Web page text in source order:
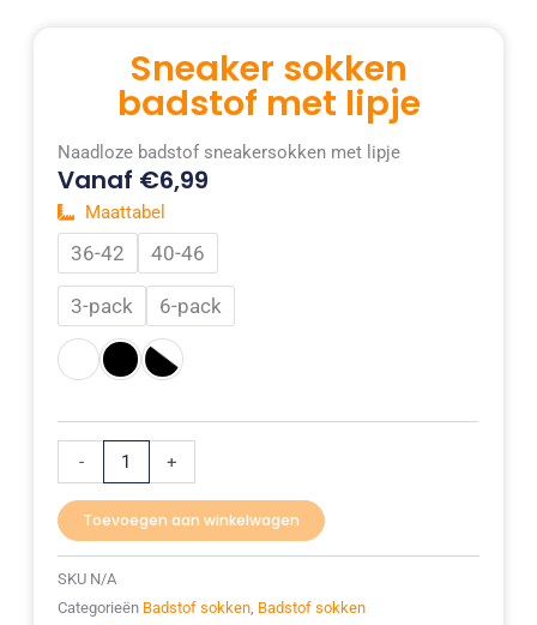
Sneaker sokken
badstof met lipje
Naadloze badstof sneakersokken met lipje
Vanaf €6,99
Maattabel
36-42 40-46
3-pack 6-pack
-
Sneaker
sokken
badstof
met
lipje
aantal
+
Toevoegen aan winkelwagen
SKU N/A
Categorieën Badstof sokken Badstof sokken